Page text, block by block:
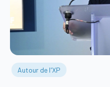
Autour de l'XP